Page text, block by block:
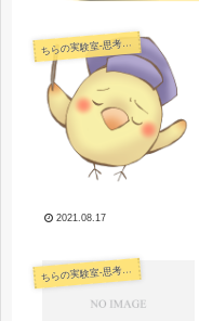
ちらの実験室-思考・失敗談・リアルタイム実況等を発信します-
2021.08.17
ちらの実験室-思考・失敗談・リアルタイム実況等を発信します-